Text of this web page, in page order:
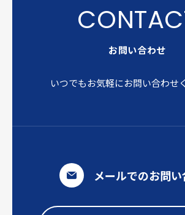
お問い合わせ
いつでもお気軽にお問い合わせ
メールでのお問